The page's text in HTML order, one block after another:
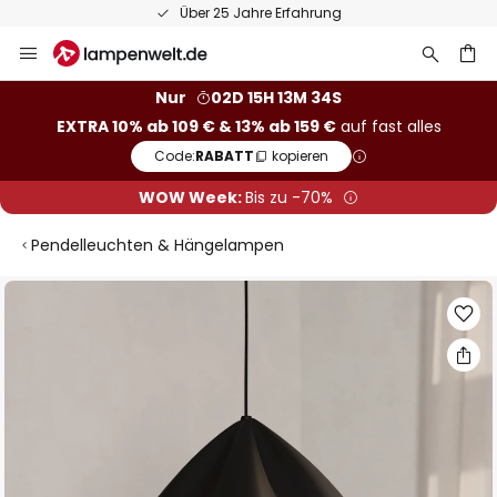
Über 25 Jahre Erfahrung
Inhalt
Nur
02D 15H 13M 33S
EXTRA 10% ab 109 € & 13% ab 159 €auf fast alles
Code:RABATT kopieren
WOW Week:Bis zu -70%
Pendelleuchten & Hängelampen
Zum